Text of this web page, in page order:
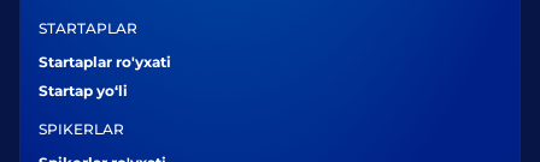
STARTAPLAR
Startaplar ro'yxati
Startap yo‘li
SPIKERLAR